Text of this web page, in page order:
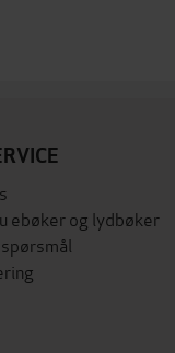
ebøker og lydbøker